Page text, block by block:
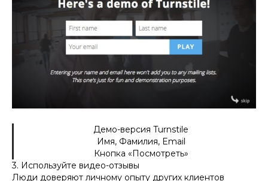
Демо-версия Turnstile
Имя, Фамилия, Email
Кнопка «Посмотреть»
3. Используйте видео-отзывы
Люди доверяют личному опыту других клиентов